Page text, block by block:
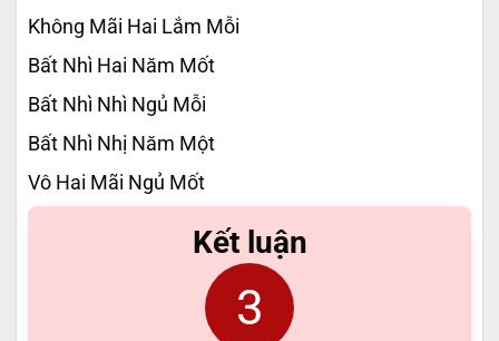
Không Mãi Hai Lắm Mỗi
Bất Nhì Hai Năm Mốt
Bất Nhì Nhì Ngủ Mỗi
Bất Nhì Nhị Năm Một
Vô Hai Mãi Ngủ Mốt
Kết luận
3